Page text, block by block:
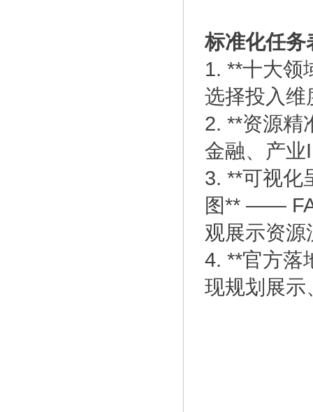
标准化任
1. **十大领
选择投入
2. **资源精
金融、产
3. **可视化
图** ——
观展示资
4. **官方落
现规划展